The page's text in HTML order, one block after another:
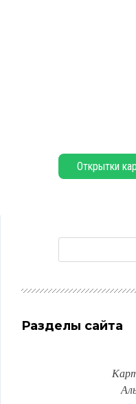
Открытки
Разделы сайта